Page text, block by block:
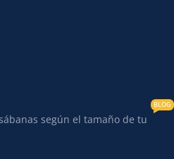
según el tamaño de tu
BLOG